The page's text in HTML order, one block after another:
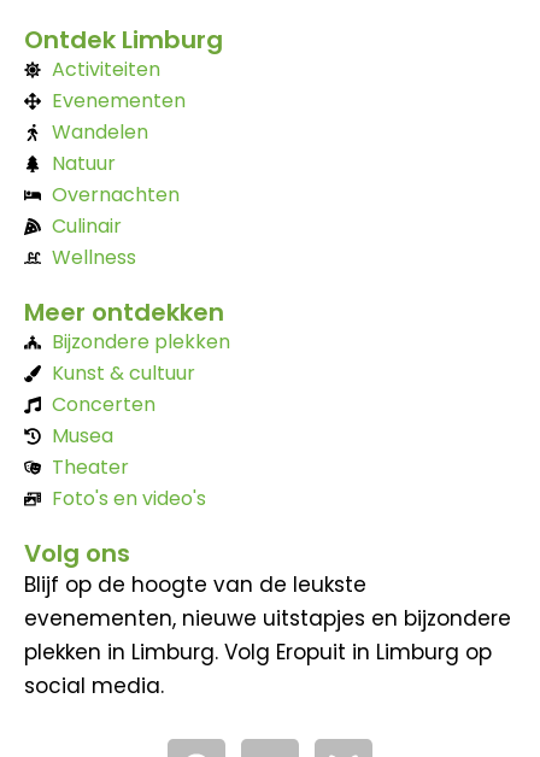
Ontdek Limburg
Activiteiten
Evenementen
Wandelen
Natuur
Overnachten
Culinair
Wellness
Meer ontdekken
Bijzondere plekken
Kunst & cultuur
Concerten
Musea
Theater
Foto's en video's
Volg ons
Blijf op de hoogte van de leukste
evenementen, nieuwe uitstapjes en bijzondere
plekken in Limburg. Volg Eropuit in Limburg op
social media.